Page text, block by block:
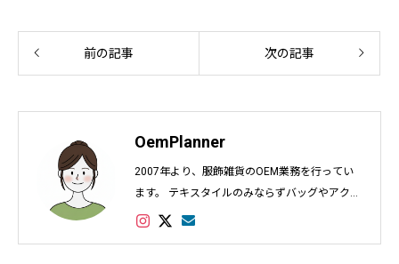
前の記事 次の記事
OemPlanner
2007年より、服飾雑貨のOEM業務を行ってい
ます。 テキスタイルのみならずバッグやアクセ
サリー、インテリアなど幅広く対応し数多くの